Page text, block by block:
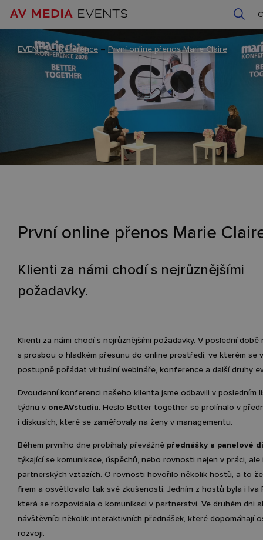
EVENTS–Reference – První online přenos Marie Claire
První online přenos Marie
Klienti za námi chodí s nejrůznějšími
požadavky.
Klienti za námi chodí s nejrůznějšími požadavky. V poslední době
s prosbou o hladkém přesunu do online prostředí, ve kterém se
postupně pořádat virtuální webináře, konference a další druhy
Dvoudenní konferenci našeho klienta jsme odbavili v posledním
týdnu v oneAVstudiu. Heslo Better together se prolínalo v
i diskusích, které se zaměřovaly na ženy v managementu.
Během prvního dne probíhaly převážně přednášky a panelové
týkající se komunikace, úspěchů, nebo rovnosti nejen v práci,
partnerských vztazích. O rovnosti hovořilo několik hostů, a to
firem a osvětlovalo tak své zkušenosti. Jedním z hostů byla i Iva
která se rozpovídala o komunikaci v partnerství. Ve druhém dni
návštěvníci několik interaktivních přednášek, které dopomáhají
rozvoji.